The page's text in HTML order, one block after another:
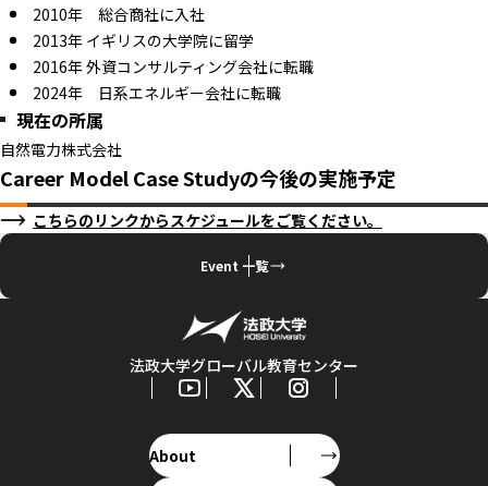
2010年 総合商社に入社
2013年 イギリスの大学院に留学
2016年 外資コンサルティング会社に転職
2024年 日系エネルギー会社に転職
現在の所属
自然電力株式会社
Career Model Case Studyの今後の実施予定
こちらのリンクからスケジュールをご覧ください。
Event 一覧
法政大学グローバル教育センター
About